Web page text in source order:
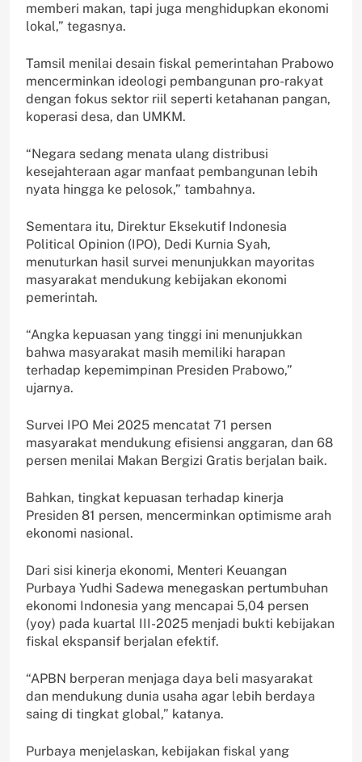
memberi makan, tapi juga menghidupkan ekonomi
lokal,” tegasnya.
Tamsil menilai desain fiskal pemerintahan Prabowo
mencerminkan ideologi pembangunan pro-rakyat
dengan fokus sektor riil seperti ketahanan pangan,
koperasi desa, dan UMKM.
“Negara sedang menata ulang distribusi
kesejahteraan agar manfaat pembangunan lebih
nyata hingga ke pelosok,” tambahnya.
Sementara itu, Direktur Eksekutif Indonesia
Political Opinion (IPO), Dedi Kurnia Syah,
menuturkan hasil survei menunjukkan mayoritas
masyarakat mendukung kebijakan ekonomi
pemerintah.
“Angka kepuasan yang tinggi ini menunjukkan
bahwa masyarakat masih memiliki harapan
terhadap kepemimpinan Presiden Prabowo,”
ujarnya.
Survei IPO Mei 2025 mencatat 71 persen
masyarakat mendukung efisiensi anggaran, dan 68
persen menilai Makan Bergizi Gratis berjalan baik.
Bahkan, tingkat kepuasan terhadap kinerja
Presiden 81 persen, mencerminkan optimisme arah
ekonomi nasional.
Dari sisi kinerja ekonomi, Menteri Keuangan
Purbaya Yudhi Sadewa menegaskan pertumbuhan
ekonomi Indonesia yang mencapai 5,04 persen
(yoy) pada kuartal III-2025 menjadi bukti kebijakan
fiskal ekspansif berjalan efektif.
“APBN berperan menjaga daya beli masyarakat
dan mendukung dunia usaha agar lebih berdaya
saing di tingkat global,” katanya.
Purbaya menjelaskan, kebijakan fiskal yang